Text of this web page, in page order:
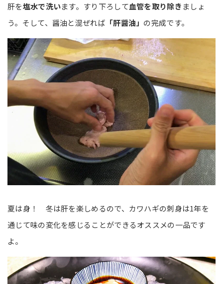
肝を塩水で洗います。すり下ろして血管を取り除き ましょ
う。そして、醤油と混ぜれば 「肝醤油」 の完成です。
夏は身！ 冬は肝を楽しめるので、カワハギの刺身は1年を
通じて味の変化を感じることができるオススメの一品です
よ。